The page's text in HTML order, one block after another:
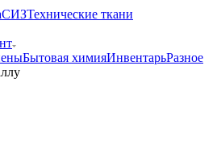
СИЗТехнические ткани
Бытовая химияИнвентарьРазное